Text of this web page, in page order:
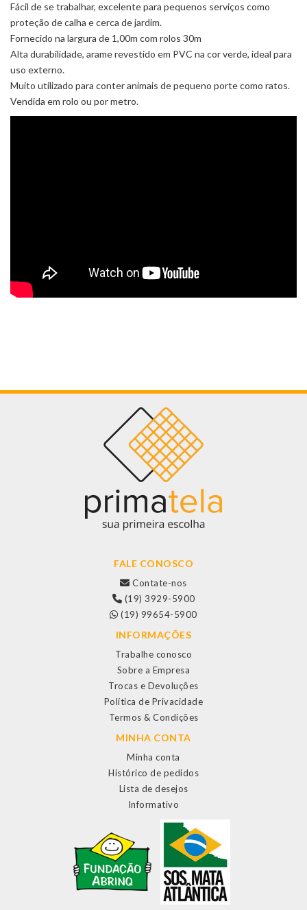
Fácil de se trabalhar, excelente para pequenos serviços como
proteção de calha e cerca de jardim.
Fornecido na largura de 1,00m com rolos 30m
Alta durabilidade, arame revestido em PVC na cor verde, ideal para
uso externo.
Muito utilizado para conter animais de pequeno porte como ratos.
Vendida em rolo ou por metro.
FALE CONOSCO
Contate-nos
(19) 3929-5900
(19) 99654-5900
INFORMAÇÕES
Trabalhe conosco
Sobre a Empresa
Trocas e Devoluções
Política de Privacidade
Termos & Condições
MINHA CONTA
Minha conta
Histórico de pedidos
Lista de desejos
Informativo